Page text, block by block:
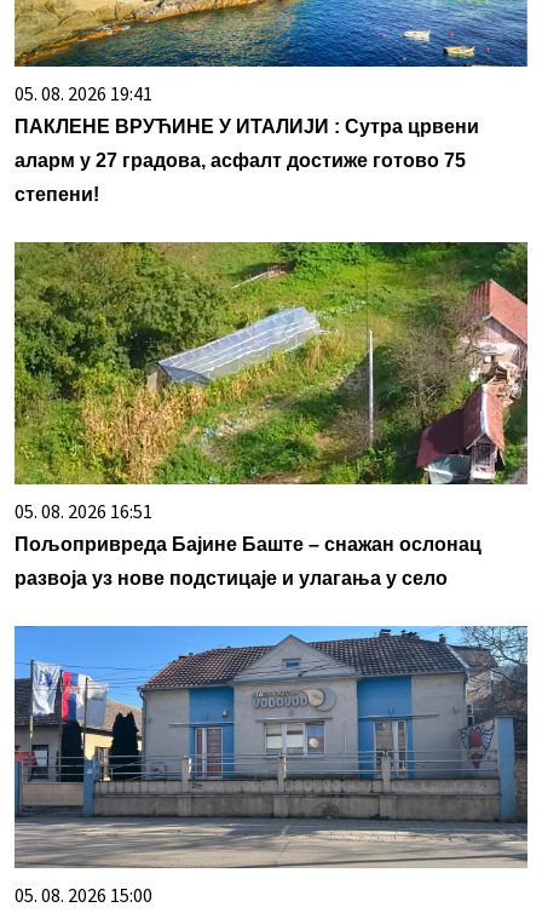
05. 08. 2026 19:41
ПАКЛЕНЕ ВРУЋИНЕ У ИТАЛИЈИ : Сутра црвени
аларм у 27 градова, асфалт достиже готово 75
степени!
05. 08. 2026 16:51
Пољопривреда Бајине Баште – снажан ослонац
развоја уз нове подстицаје и улагања у село
05. 08. 2026 15:00